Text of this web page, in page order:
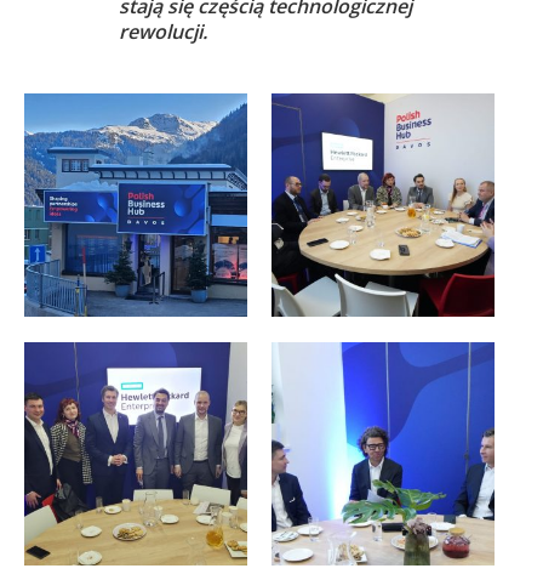
stają się częścią technologicznej
rewolucji.